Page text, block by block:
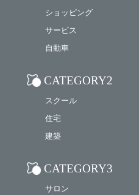
ショッピング
サービス
自動車
CATEGORY2
スクール
住宅
建築
CATEGORY3
サロン